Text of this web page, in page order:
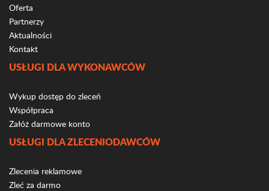
Oferta
Partnerzy
Aktualności
Kontakt
USŁUGI DLA WYKONAWCÓW
Wykup dostęp do zleceń
Współpraca
Załóż darmowe konto
USŁUGI DLA ZLECENIODAWCÓW
Zlecenia reklamowe
Zleć za darmo